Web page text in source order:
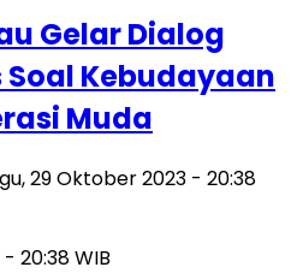
Gelar Dialog
Soal Kebudayaan
Muda
29 Oktober 2023 - 20:38
20:38 WIB